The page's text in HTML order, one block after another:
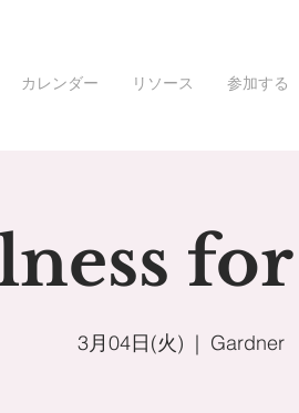
カレンダー リソース 参加する
for
3月04日(火)
  |
Gardner